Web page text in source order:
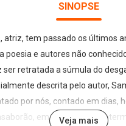
SINOPSE
atriz, tem passado os últimos
poesia e autores não
ser retratada a súmula do
descrita pelo autor,
por nós, contado em dias,
em tique-taques
Veja mais